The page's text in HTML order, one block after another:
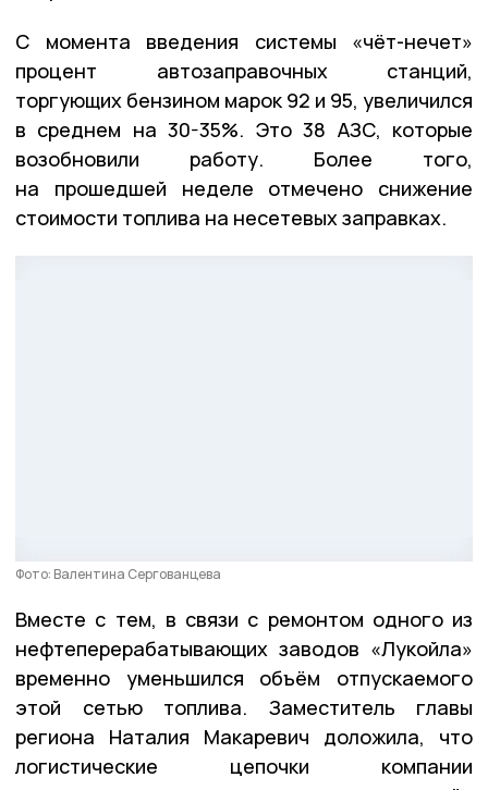
С момента введения системы «чёт-нечет»
процент автозаправочных станций,
торгующих бензином марок 92 и 95, увеличился
в среднем на 30-35%. Это 38 АЗС, которые
возобновили работу. Более того,
на прошедшей неделе отмечено снижение
стоимости топлива на несетевых заправках.
Фото: Валентина Сергованцева
Вместе с тем, в связи с ремонтом одного из
нефтеперерабатывающих заводов «Лукойла»
временно уменьшился объём отпускаемого
этой сетью топлива. Заместитель главы
региона Наталия Макаревич доложила, что
логистические цепочки компании